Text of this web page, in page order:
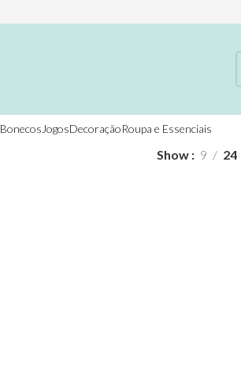
Bonecos JogosDecoraçãoRoupa e Essenciais
Show 9 24